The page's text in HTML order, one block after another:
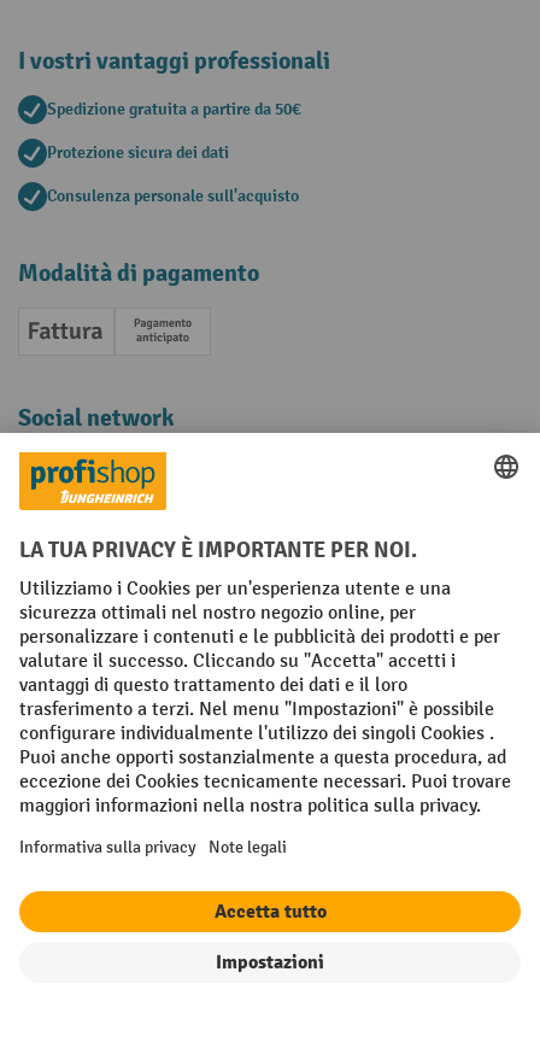
I vostri vantaggi professionali
Spedizione gratuita a partire da 50€
Protezione sicura dei dati
Consulenza personale sull'acquisto
Modalità di pagamento
Fattura Pagamento anticipato
Social network
Facebook
YouTube
LinkedInInstagram
Condizioni Generali di Vendita
Dichiarazione di protezione dei dati Impronta
Impostazioni sulla privacy
All prices excl. VAT plusshipping costsand possible delivery charges,
if not stated otherwise.
¹ Lo sconto è valido fino a esaurimento scorte. Lo sconto non si applica
buoni in percentuale. | ² Lo sconto viene concesso una sola volta al
per 10 giorni e può essere riscosso online a partire da un valore netto
dell'ordine di 250 euro. L'importo dello sconto varia a seconda della
categoria di prodotto ed è fino al 10%. Sono esclusi i transpallet